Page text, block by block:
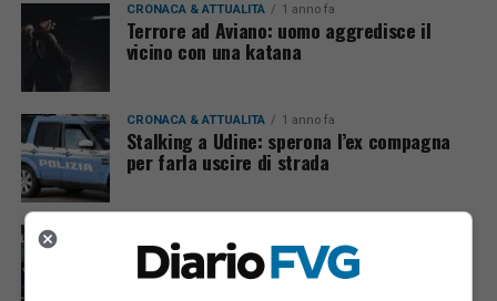
CRONACA & ATTUALITÀ 1 anno fa
Terrore ad Aviano: uomo aggredisce il
vicino con una katana
CRONACA & ATTUALITÀ 1 anno fa
Stalking a Udine: sperona l’ex compagna
per farla uscire di strada
Uomo con coltello minaccia infermieri e
Carabinieri a Trieste